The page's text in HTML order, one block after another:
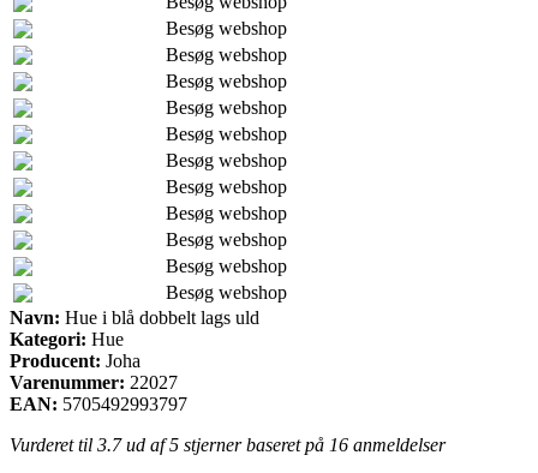
Besøg webshop
Besøg webshop
Besøg webshop
Besøg webshop
Besøg webshop
Besøg webshop
Besøg webshop
Besøg webshop
Besøg webshop
Besøg webshop
Besøg webshop
Navn: Hue i blå dobbelt lags uld
Kategori: Hue
Producent: Joha
Varenummer: 22027
EAN: 5705492993797
Vurderet til 3.7ud af 5 stjerner baseret på 16 anmeldelser